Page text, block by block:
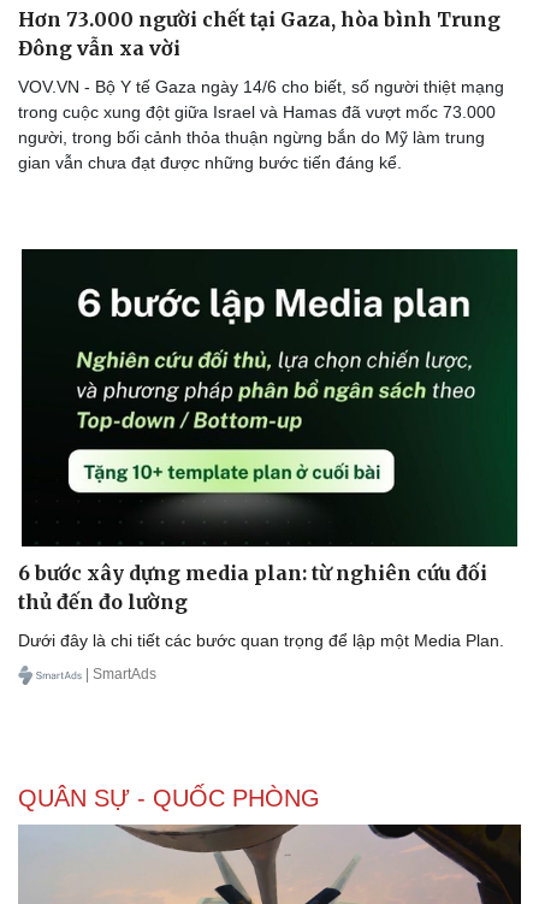
Doanh nghiệp
Thông tin doanh nghiệp
Doanh nghiệp 24h
Công nghệ
Sành điệu
Tin Công nghệ
Hơn 73.000 người chết tại Gaza, hòa bình Trung
Đông vẫn xa vời
VOV.VN - Bộ Y tế Gaza ngày 14/6 cho biết, số người thiệt mạng
trong cuộc xung đột giữa Israel và Hamas đã vượt mốc 73.000
người, trong bối cảnh thỏa thuận ngừng bắn do Mỹ làm trung
gian vẫn chưa đạt được những bước tiến đáng kể.
6 bước xây dựng media plan: từ nghiên cứu đối
thủ đến đo lường
Dưới đây là chi tiết các bước quan trọng để lập một Media Plan.
| SmartAds
QUÂN SỰ - QUỐC PHÒNG